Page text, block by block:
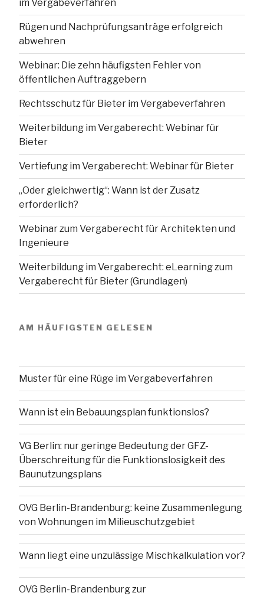
im Vergabeverfahren
Rügen und Nachprüfungsanträge erfolgreich
abwehren
Webinar: Die zehn häufigsten Fehler von
öffentlichen Auftraggebern
Rechtsschutz für Bieter im Vergabeverfahren
Weiterbildung im Vergaberecht: Webinar für
Bieter
Vertiefung im Vergaberecht: Webinar für Bieter
„Oder gleichwertig“: Wann ist der Zusatz
erforderlich?
Webinar zum Vergaberecht für Architekten und
Ingenieure
Weiterbildung im Vergaberecht: eLearning zum
Vergaberecht für Bieter (Grundlagen)
AM HÄUFIGSTEN GELESEN
Muster für eine Rüge im Vergabeverfahren
Wann ist ein Bebauungsplan funktionslos?
VG Berlin: nur geringe Bedeutung der GFZ-
Überschreitung für die Funktionslosigkeit des
Baunutzungsplans
OVG Berlin-Brandenburg: keine Zusammenlegung
von Wohnungen im Milieuschutzgebiet
Wann liegt eine unzulässige Mischkalkulation vor?
OVG Berlin-Brandenburg zur